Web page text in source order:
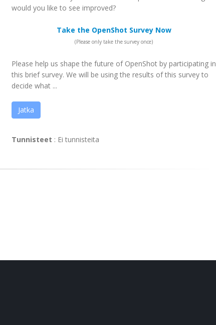
would you like to see improved?
Take the OpenShot Survey Now
(Please only take the survey once)
Please help us shape the future of OpenShot by participating in
this brief survey. We will be using the results of this survey to
decide what ...
Jatka
Tunnisteet : Ei tunnisteita